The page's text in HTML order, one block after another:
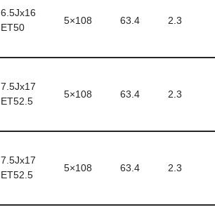
6.5Jx16
ET50
5×108 63.4 2.3
7.5Jx17
ET52.5
5×108 63.4 2.3
7.5Jx17
ET52.5
5×108 63.4 2.3